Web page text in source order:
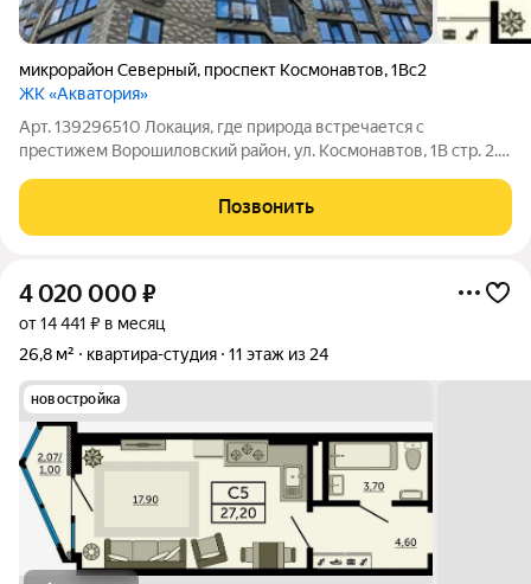
микрорайон Северный, проспект Космонавтов,1Вс2
ЖК «Акватория»
Арт. 139296510 Локация, где природа встречается с
престижем Ворошиловский район, ул. Космонавтов, 1В стр. 2.
минутах ходьбы - сразу две автобусные остановки с
маршрутами во все концы города. При
Позвонить
4 020 000 ₽
от 14 441 ₽ в месяц
26,8 м²
квартира-студия 11 этаж из 24
новостройка